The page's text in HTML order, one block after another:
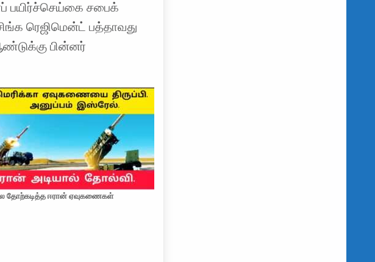
பயிர்ச்செய்கை சபைக்
ரெஜிமென்ட் பத்தாவது
பின்னர்
தோற்கடித்த ஈரான் ஏவுகணைகள்